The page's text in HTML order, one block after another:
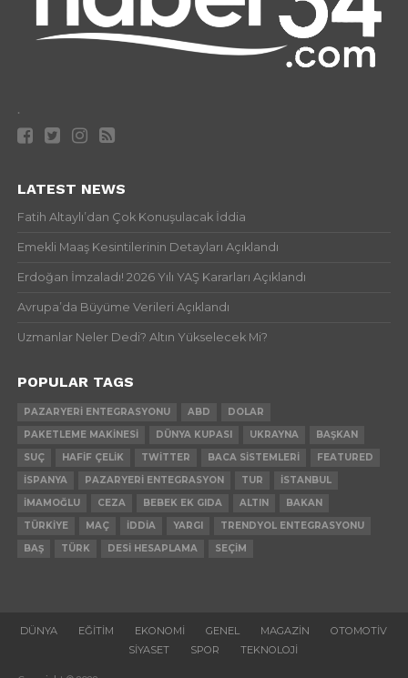
.
LATEST NEWS
Fatih Altaylı’dan Çok Konuşulacak İddia
Emekli Maaş Kesintilerinin Detayları Açıklandı
Erdoğan İmzaladı! 2026 Yılı YAŞ Kararları Açıklandı
Avrupa’da Büyüme Verileri Açıklandı
Uzmanlar Neler Dedi? Altın Yükselecek Mi?
POPULAR TAGS
PAZARYERI ENTEGRASYONU ABD
DOLAR
PAKETLEME MAKINESI
DÜNYA KUPASI UKRAYNA
BAŞKAN
SUÇ
HAFIF ÇELIK TWITTER BACA SISTEMLERI
FEATURED
İSPANYA
PAZARYERI ENTEGRASYON TUR
İSTANBUL
İMAMOĞLU
CEZA BEBEK EK GIDA ALTIN
BAKAN
TÜRKIYE
MAÇ İDDIA YARGI
TRENDYOL ENTEGRASYONU
BAŞ
TÜRK DESI HESAPLAMA SEÇIM
DÜNYA EĞITIM EKONOMI GENEL MAGAZIN
OTOMOTIV
SIYASET
SPOR TEKNOLOJI